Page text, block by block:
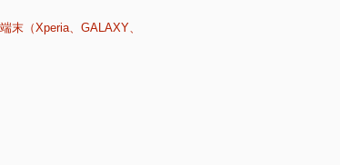
末（Xperia、GALAXY、